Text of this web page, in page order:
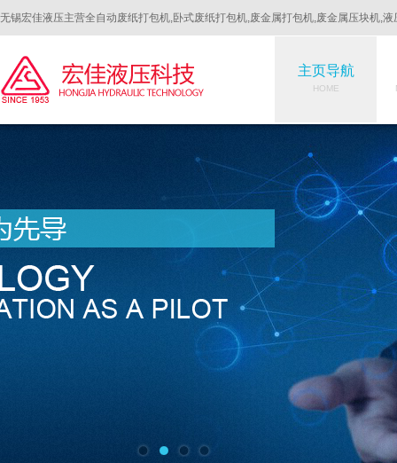
无锡宏佳液压主营全自动废纸打包机,卧式废纸打包机,废金属打包机,废金属压块机,液
主页导航
HOME